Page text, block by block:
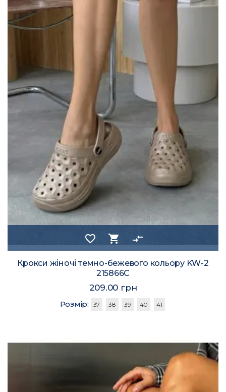
favorite_border shopping_cart compare_arrows
Крокси жіночі темно-бежевого кольору KW-2
215866C
209.00 грн
Розмір: 37 38 39 40 41